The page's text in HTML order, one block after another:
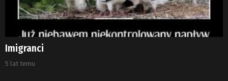
Imigranci
5 lat temu